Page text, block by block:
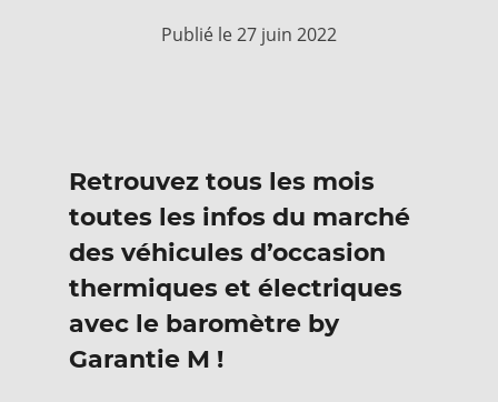
Publié le 27 juin 2022
Retrouvez tous les mois
toutes les infos du marché
des véhicules d’occasion
thermiques et électriques
avec le baromètre by
Garantie M !